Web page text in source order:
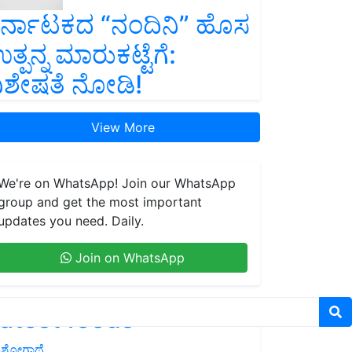
“ನಂದಿನಿ” ಹೊಸ
ಮಾರುಕಟ್ಟೆಗೆ:
ನೋಡಿ!
View More
on WhatsApp! Join our WhatsApp
and get the most important
you need. Daily.
Join on WhatsApp
feeds